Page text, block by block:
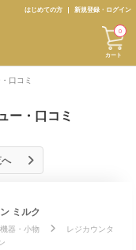
はじめての方 新規登録・ログイン
カート
0
口コミ
ー・口コミ
ミルク
器・小物
レジカウンタ